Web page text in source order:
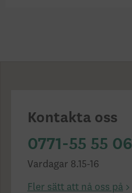
Kontakta oss
0771-55 55 06
Vardagar 8.15-16
Fler sätt att nå oss på